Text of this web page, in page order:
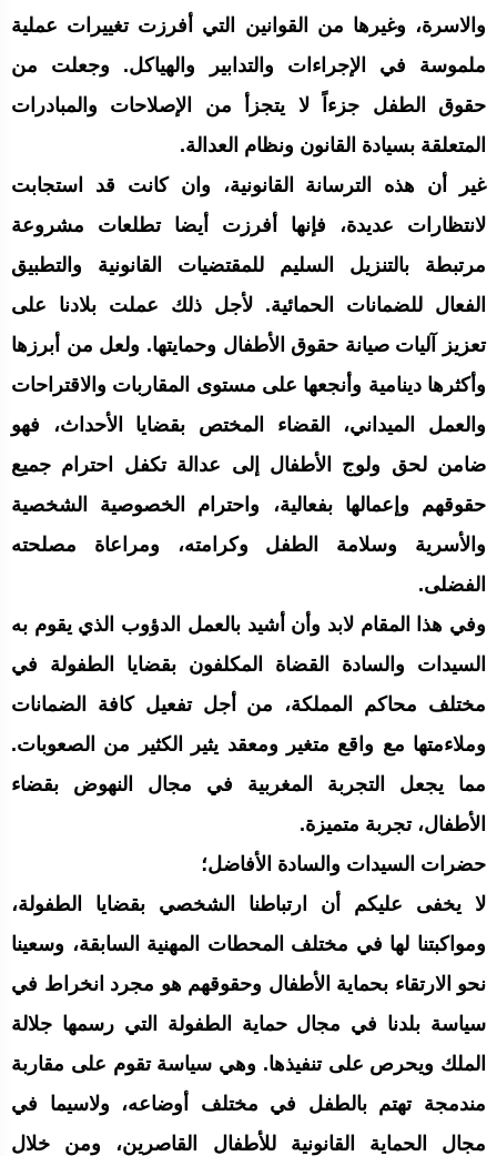
والاسرة، وغيرها من القوانين التي أفرزت تغييرات عملية
ملموسة في الإجراءات والتدابير والهياكل. وجعلت من
حقوق الطفل جزءاً لا يتجزأ من الإصلاحات والمبادرات
المتعلقة بسيادة القانون ونظام العدالة.
غير أن هذه الترسانة القانونية، وان كانت قد استجابت
لانتظارات عديدة، فإنها أفرزت أيضا تطلعات مشروعة
مرتبطة بالتنزيل السليم للمقتضيات القانونية والتطبيق
الفعال للضمانات الحمائية. لأجل ذلك عملت بلادنا على
تعزيز آليات صيانة حقوق الأطفال وحمايتها. ولعل من أبرزها
وأكثرها دينامية وأنجعها على مستوى المقاربات والاقتراحات
والعمل الميداني، القضاء المختص بقضايا الأحداث، فهو
ضامن لحق ولوج الأطفال إلى عدالة تكفل احترام جميع
حقوقهم وإعمالها بفعالية، واحترام الخصوصية الشخصية
والأسرية وسلامة الطفل وكرامته، ومراعاة مصلحته
الفضلى.
وفي هذا المقام لابد وأن أشيد بالعمل الدؤوب الذي يقوم به
السيدات والسادة القضاة المكلفون بقضايا الطفولة في
مختلف محاكم المملكة، من أجل تفعيل كافة الضمانات
وملاءمتها مع واقع متغير ومعقد يثير الكثير من الصعوبات.
مما يجعل التجربة المغربية في مجال النهوض بقضاء
الأطفال، تجربة متميزة.
حضرات السيدات والسادة الأفاضل؛
لا يخفى عليكم أن ارتباطنا الشخصي بقضايا الطفولة،
ومواكبتنا لها في مختلف المحطات المهنية السابقة، وسعينا
نحو الارتقاء بحماية الأطفال وحقوقهم هو مجرد انخراط في
سياسة بلدنا في مجال حماية الطفولة التي رسمها جلالة
الملك ويحرص على تنفيذها. وهي سياسة تقوم على مقاربة
مندمجة تهتم بالطفل في مختلف أوضاعه، ولاسيما في
مجال الحماية القانونية للأطفال القاصرين، ومن خلال